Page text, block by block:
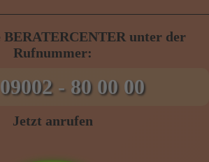
BERATERCENTER unter der
Rufnummer:
- 80 00 00
Jetzt anrufen